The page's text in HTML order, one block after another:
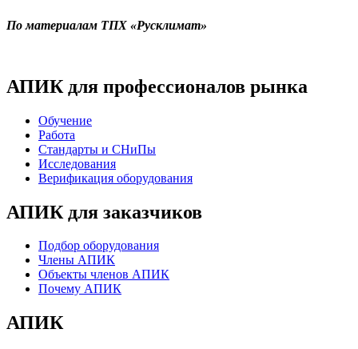
По материалам ТПХ «Русклимат»
АПИК для профессионалов рынка
Обучение
Работа
Стандарты и СНиПы
Исследования
Верификация оборудования
АПИК для заказчиков
Подбор оборудования
Члены АПИК
Объекты членов АПИК
Почему АПИК
АПИК